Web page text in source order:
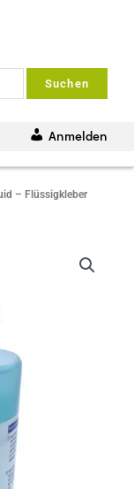
Suchen
Anmelden
– Flüssigkleber